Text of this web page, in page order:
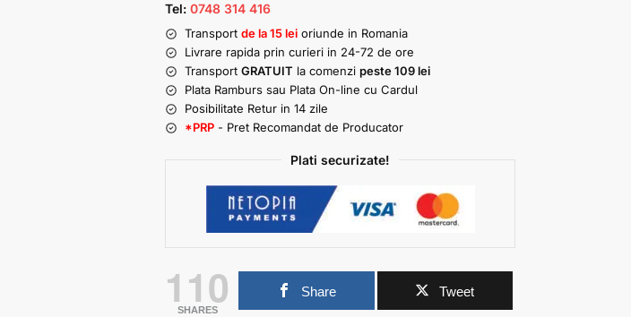
Tel:0748 314 416
Transportde la 15 lei oriunde in Romania
Livrare rapida prin curieri in 24-72 de ore
TransportGRATUIT la comenzipeste 109 lei
Plata Ramburs sau Plata On-line cu Cardul
Posibilitate Retur in 14 zile
*PRP - Pret Recomandat de Producator
Plati securizate!
110
SHARES
Share Tweet